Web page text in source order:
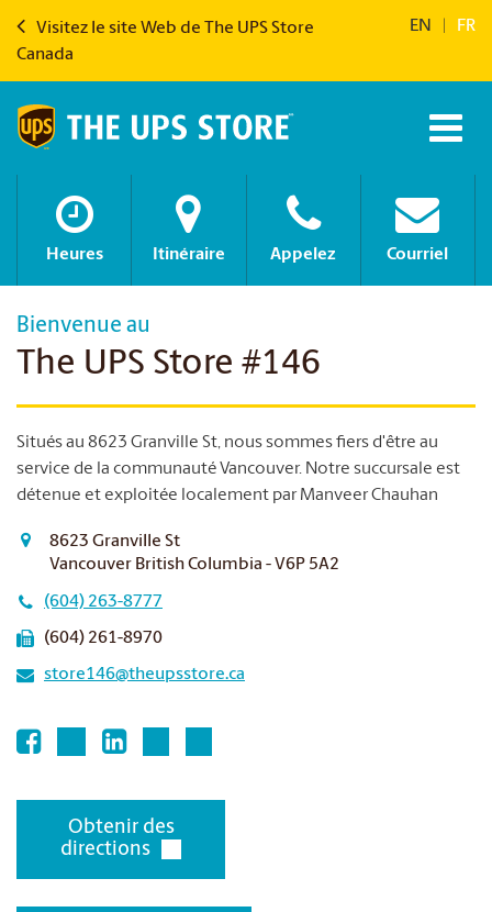
Visitez le site Web de The UPS Store
Canada
EN FR
Heures Itinéraire Appelez Courriel
Bienvenue au
The UPS Store #146
Situés au 8623 Granville St, nous sommes fiers d'être au
service de la communauté Vancouver. Notre succursale est
détenue et exploitée localement par Manveer Chauhan
8623 Granville St
Vancouver British Columbia - V6P 5A2
(604) 263-8777
(604) 261-8970
store146@theupsstore.ca
Obtenir des
directions